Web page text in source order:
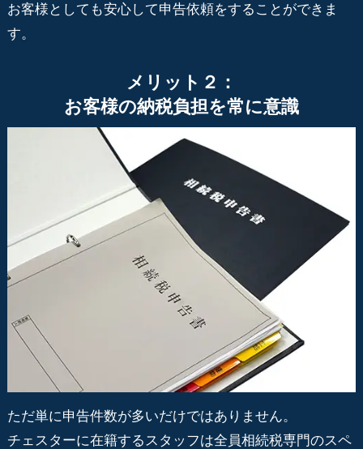
お客様としても安心して申告依頼をすることができま
す。
メリット２：
お客様の納税負担を常に意識
ただ単に申告件数が多いだけではありません。
チェスターに在籍するスタッフは全員相続税専門のスペ